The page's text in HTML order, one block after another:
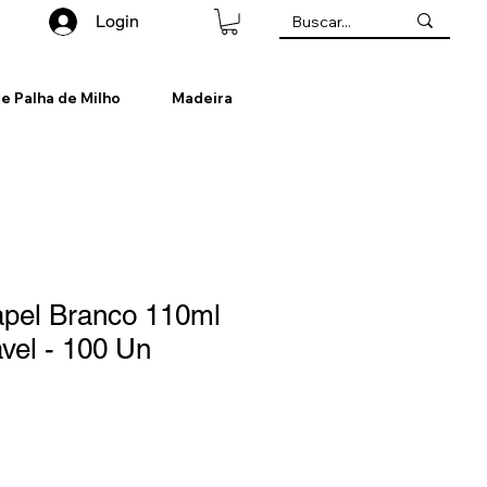
Login
Palha de Milho Madeira
Branco 110ml
- 100 Un